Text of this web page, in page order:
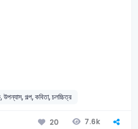
উপন্যাস, গল্প, কবিতা, চলচ্চিত্র
20 7.6k